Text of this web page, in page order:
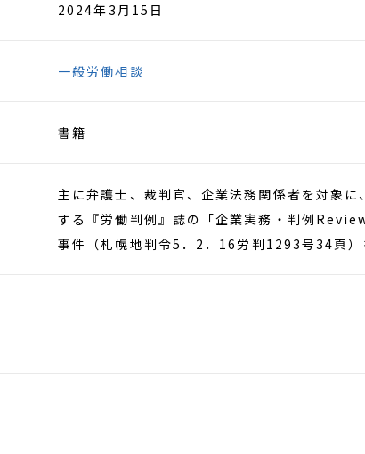
2024年3月15日
一般労働相談
書籍
主に弁護士、裁判官、企業法務関係者を対象
する『労働判例』誌の「企業実務・判例
事件（札幌地判令5．2．16労判1293号34頁）